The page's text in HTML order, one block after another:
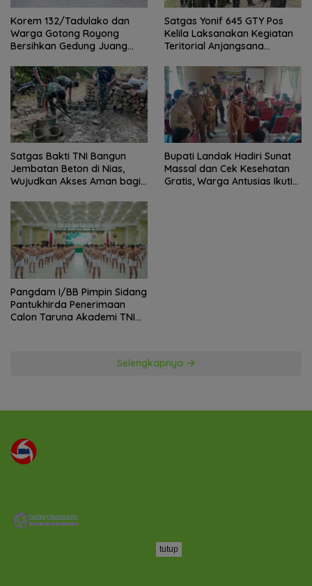
Korem 132/Tadulako dan
Warga Gotong Royong
Bersihkan Gedung Juang
Satgas Yonif 645 GTY Pos
Kelila Laksanakan Kegiatan
Teritorial Anjangsana
Lurah
Satgas Bakti TNI Bangun
Jembatan Beton di Nias,
Wujudkan Akses Aman bagi
Bupati Landak Hadiri Sunat
Massal dan Cek Kesehatan
Gratis, Warga Antusias Ikuti
Pangdam I/BB Pimpin Sidang
Pantukhirda Penerimaan
Calon Taruna Akademi TNI
Selengkapnya
tutup